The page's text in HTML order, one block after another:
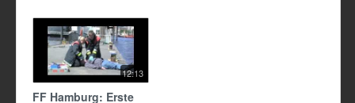
12:13
FF Hamburg: Erste